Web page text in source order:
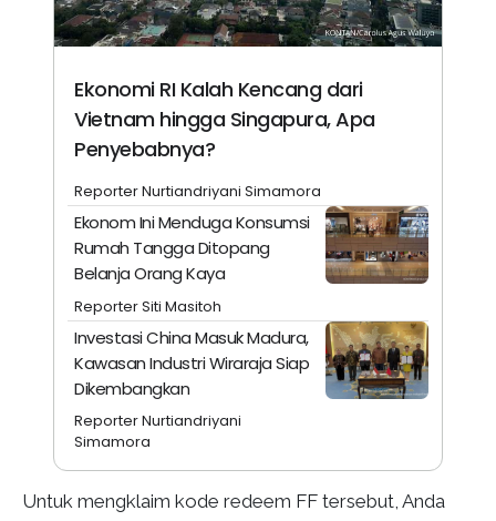
Ekonomi RI Kalah Kencang dari
Vietnam hingga Singapura, Apa
Penyebabnya?
Reporter Nurtiandriyani Simamora
Ekonom Ini Menduga Konsumsi
Rumah Tangga Ditopang
Belanja Orang Kaya
Reporter Siti Masitoh
Investasi China Masuk Madura,
Kawasan Industri Wiraraja Siap
Dikembangkan
Reporter Nurtiandriyani
Simamora
Untuk mengklaim kode redeem FF tersebut, Anda